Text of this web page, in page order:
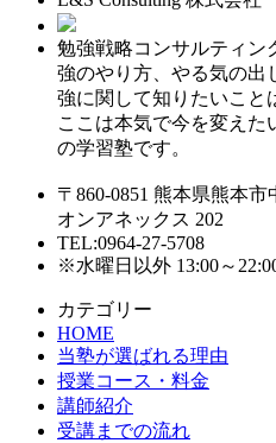
勉強戦略コンサルティン
強のやり方、やる気の出
強に関して知りたいこと
ここは本気で今を変えた
の学習塾です。
〒860-0851 熊本県熊本
オンアネックス 202
TEL:0964-27-5708
※水曜日以外 13:00～
カテゴリー
HOME
当塾が選ばれる理由
授業コース・料金
講師紹介
受講までの流れ